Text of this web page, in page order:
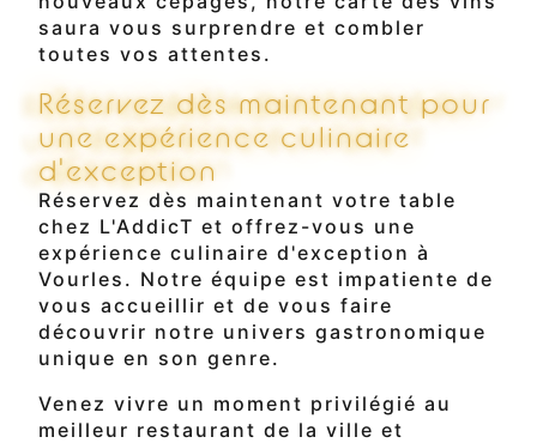
saura vous surprendre et combler
toutes vos attentes.
Réservez dès maintenant pour
une expérience culinaire
d'exception
Réservez dès maintenant votre table
chez L'AddicT et offrez-vous une
expérience culinaire d'exception à
Vourles. Notre équipe est impatiente de
vous accueillir et de vous faire
découvrir notre univers gastronomique
unique en son genre.
Venez vivre un moment privilégié au
meilleur restaurant de la ville et